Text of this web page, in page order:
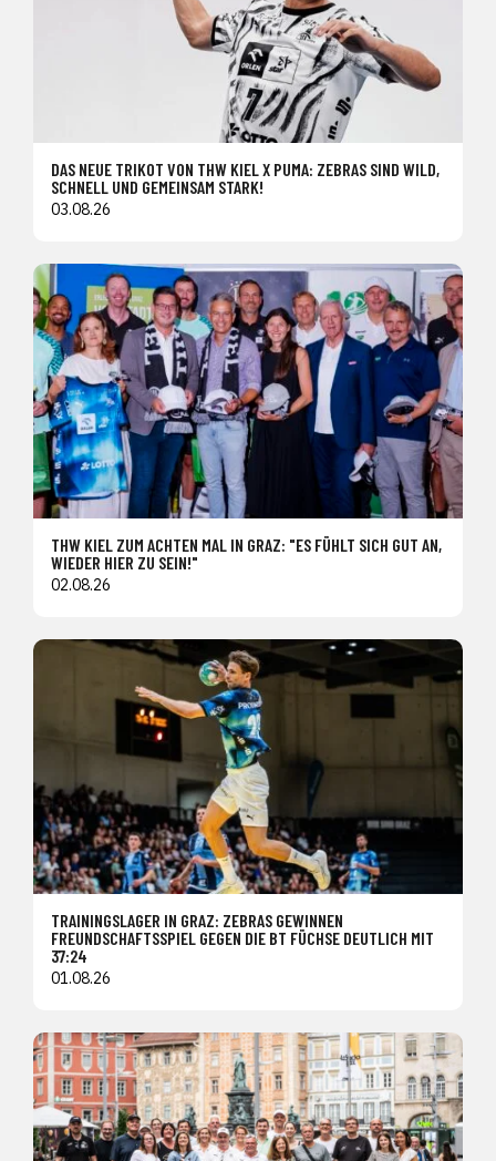
DAS NEUE TRIKOT VON THW KIEL X PUMA: ZEBRAS SIND WILD,
SCHNELL UND GEMEINSAM STARK!
03.08.26
THW KIEL ZUM ACHTEN MAL IN GRAZ: "ES FÜHLT SICH GUT AN,
WIEDER HIER ZU SEIN!"
02.08.26
TRAININGSLAGER IN GRAZ: ZEBRAS GEWINNEN
FREUNDSCHAFTSSPIEL GEGEN DIE BT FÜCHSE DEUTLICH MIT
37:24
01.08.26